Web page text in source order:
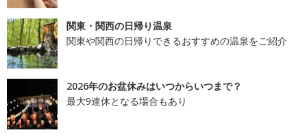
関東・関西の日帰り温泉
関東や関西の日帰りできるおすすめの温泉をご紹介
2026年のお盆休みはいつからいつまで？
最大9連休となる場合もあり